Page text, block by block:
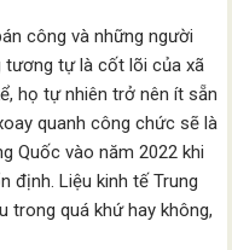
công và những người
tương tự là cốt lõi của xã
họ tự nhiên trở nên ít sẵn
quanh công chức sẽ là
Quốc vào năm 2022 khi
định. Liệu kinh tế Trung
trong quá khứ hay không,